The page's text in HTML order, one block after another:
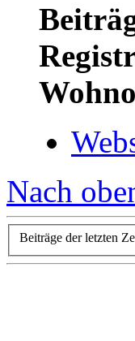
Nach
Beiträge der letzten